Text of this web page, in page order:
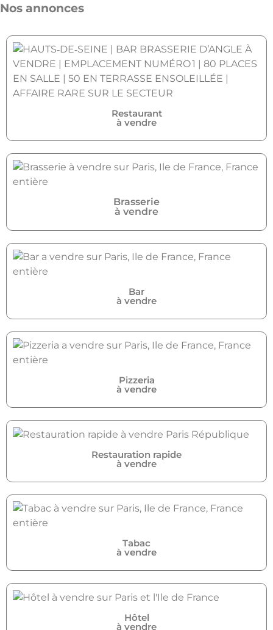
Nos annonces
Restaurant
à vendre
Brasserie
à vendre
Bar
à vendre
Pizzeria
à vendre
Restauration rapide
à vendre
Tabac
à vendre
Hôtel
à vendre